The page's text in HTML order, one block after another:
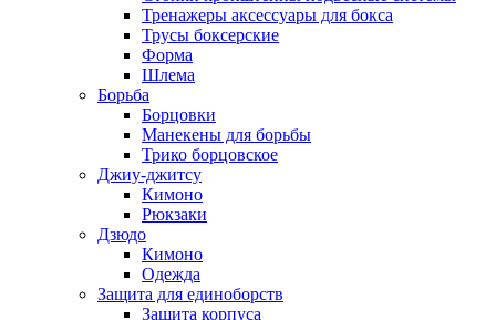
Тренажеры аксессуары для бокса
Трусы боксерские
Форма
Шлема
Борьба
Борцовки
Манекены для борьбы
Трико борцовское
Джиу-джитсу
Кимоно
Рюкзаки
Дзюдо
Кимоно
Одежда
Защита для единоборств
Защита корпуса